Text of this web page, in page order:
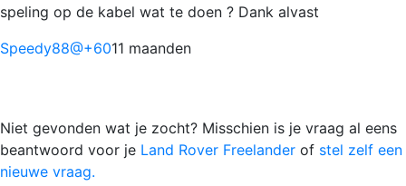
speling op de kabel wat te doen ? Dank alvast
Speedy88@+6011 maanden
Niet gevonden wat je zocht? Misschien is je vraag al eens
beantwoord voor je Land Rover Freelander of stel zelf een
nieuwe vraag.